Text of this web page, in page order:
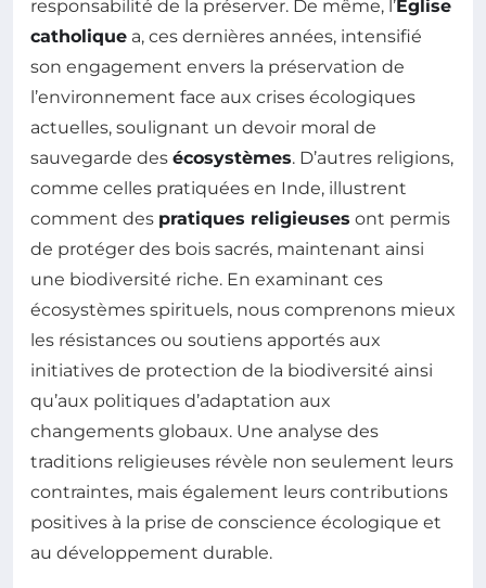
responsabilité de la préserver. De même, l’ Église
catholique a, ces dernières années, intensifié
son engagement envers la préservation de
l’environnement face aux crises écologiques
actuelles, soulignant un devoir moral de
sauvegarde des écosystèmes. D’autres religions,
comme celles pratiquées en Inde, illustrent
comment des pratiques religieuses ont permis
de protéger des bois sacrés, maintenant ainsi
une biodiversité riche. En examinant ces
écosystèmes spirituels, nous comprenons mieux
les résistances ou soutiens apportés aux
initiatives de protection de la biodiversité ainsi
qu’aux politiques d’adaptation aux
changements globaux. Une analyse des
traditions religieuses révèle non seulement leurs
contraintes, mais également leurs contributions
positives à la prise de conscience écologique et
au développement durable.